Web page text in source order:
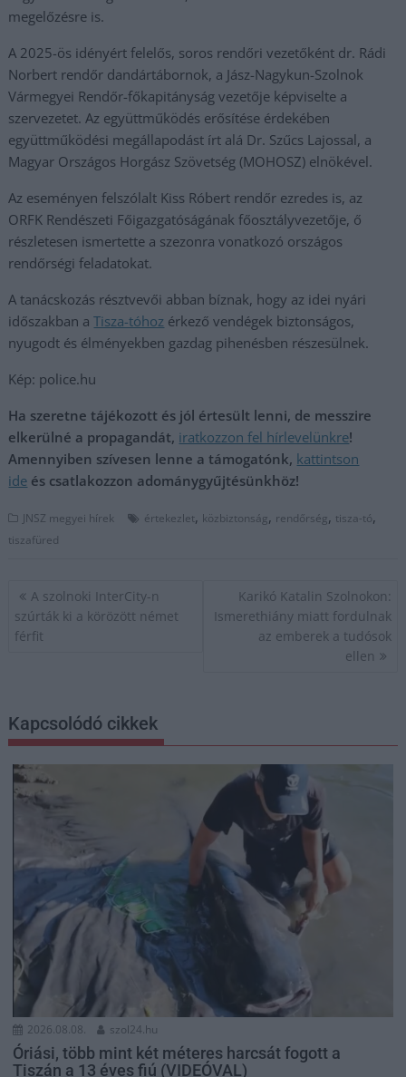
megelőzésre is.
A 2025-ös idényért felelős, soros rendőri vezetőként dr. Rádi
Norbert rendőr dandártábornok, a Jász-Nagykun-Szolnok
Vármegyei Rendőr-főkapitányság vezetője képviselte a
szervezetet. Az együttműködés erősítése érdekében
együttműködési megállapodást írt alá Dr. Szűcs Lajossal, a
Magyar Országos Horgász Szövetség (MOHOSZ) elnökével.
Az eseményen felszólalt Kiss Róbert rendőr ezredes is, az
ORFK Rendészeti Főigazgatóságának főosztályvezetője, ő
részletesen ismertette a szezonra vonatkozó országos
rendőrségi feladatokat.
A tanácskozás résztvevői abban bíznak, hogy az idei nyári
időszakban aTisza-tóhoz érkező vendégek biztonságos,
nyugodt és élményekben gazdag pihenésben részesülnek.
Kép: police.hu
Ha szeretne tájékozott és jól értesült lenni, de messzire
elkerülné a propagandát, iratkozzon fel hírlevelünkre!
Amennyiben szívesen lenne a támogatónk, kattintson
ide és csatlakozzon adománygyűjtésünkhöz!
JNSZ megyei hírek értekezlet, közbiztonság, rendőrség, tisza-tó,
tiszafüred
Bejegyzés
navigáció
A szolnoki InterCity-n
szúrták ki a körözött német
férfit
Karikó Katalin Szolnokon:
Ismerethiány miatt fordulnak
az emberek a tudósok
ellen
Kapcsolódó cikkek
2026.08.08. szol24.hu
Óriási, több mint két méteres harcsát fogott a
Tiszán a 13 éves fiú (VIDEÓVAL)